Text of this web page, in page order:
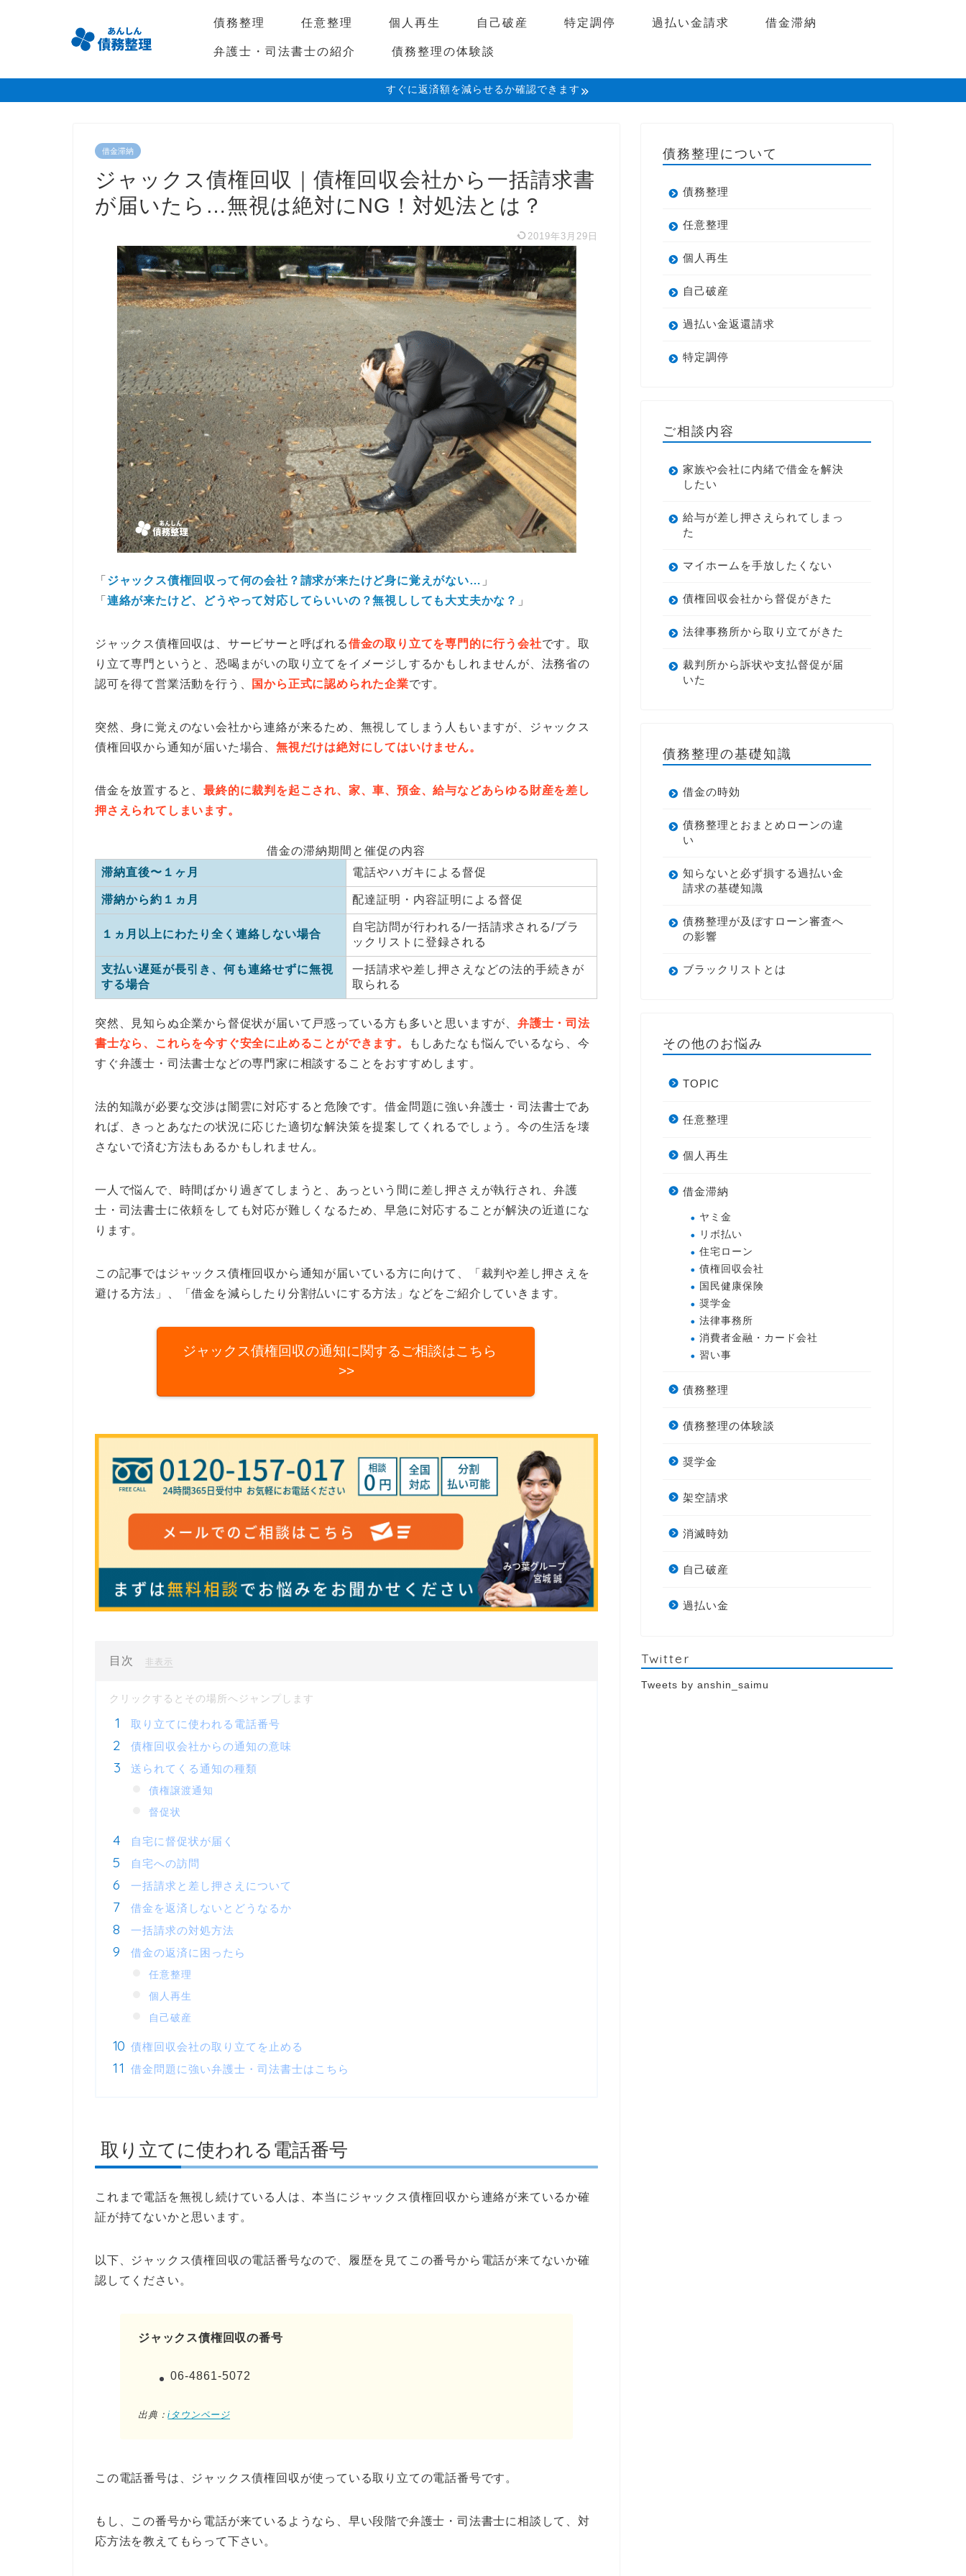
債務整理 任意整理 個人再生 自己破産 特定調停 過払い金請求
借金滞納
弁護士・司法書士の紹介
債務整理の体験談
すぐに返済額を減らせるか確認できます
借金滞納
ジャックス債権回収｜債権回収会社から一括請求書
が届いたら…無視は絶対にNG！対処法とは？
2019年3月29日
「 ジャックス債権回収って何の会社？請求が来たけど身に覚えがない… 」
「 連絡が来たけど、どうやって対応してらいいの？無視ししても大丈夫かな？ 」
ジャックス債権回収は、サービサーと呼ばれる借金の取り立てを専門的に行う会社です。取
り立て専門というと、恐喝まがいの取り立てをイメージしするかもしれませんが、法務省の
認可を得て営業活動を行う、
国から正式に認められた企業です。
突然、身に覚えのない会社から連絡が来るため、無視してしまう人もいますが、ジャックス
債権回収から通知が届いた場合、 無視だけは絶対にしてはいけません。
借金を放置すると、最終的に裁判を起こされ、家、車、預金、給与などあらゆる財産を差し
押さえられてしまいます。
借金の滞納期間と催促の内容
滞納直後〜１ヶ月
電話やハガキによる督促
滞納から約１ヵ月 配達証明・内容証明による督促
１ヵ月以上にわたり全く連絡しない場合
自宅訪問が行われる/一括請求される/ブラ
ックリストに登録される
支払い遅延が長引き、何も連絡せずに無視
する場合
一括請求や差し押さえなどの法的手続きが
取られる
突然、見知らぬ企業から督促状が届いて戸惑っている方も多いと思いますが、 弁護士・司法
書士なら、これらを今すぐ安全に止めることができます。
もしあたなも悩んでいるなら、今
すぐ弁護士・司法書士などの専門家に相談することをおすすめします。
法的知識が必要な交渉は闇雲に対応すると危険です。借金問題に強い弁護士・司法書士であ
れば、きっとあなたの状況に応じた適切な解決策を提案してくれるでしょう。今の生活を壊
さないで済む方法もあるかもしれません。
一人で悩んで、時間ばかり過ぎてしまうと、あっという間に差し押さえが執行され、弁護
士・司法書士に依頼をしても対応が難しくなるため、早急に対応することが解決の近道にな
ります。
この記事ではジャックス債権回収から通知が届いている方に向けて、「裁判や差し押さえを
避ける方法」、「借金を減らしたり分割払いにする方法」などをご紹介していきます。
ジャックス債権回収の通知に関するご相談はこちら
>>
目次 非表示
取り立てに使われる電話番号
債権回収会社からの通知の意味
送られてくる通知の種類
債権譲渡通知
督促状
自宅に督促状が届く
自宅への訪問
一括請求と差し押さえについて
借金を返済しないとどうなるか
一括請求の対処方法
借金の返済に困ったら
任意整理
個人再生
自己破産
債権回収会社の取り立てを止める
借金問題に強い弁護士・司法書士はこちら
取り立てに使われる電話番号
これまで電話を無視し続けている人は、本当にジャックス債権回収から連絡が来ているか確
証が持てないかと思います。
以下、ジャックス債権回収の電話番号なので、履歴を見てこの番号から電話が来てないか確
認してください。
ジャックス債権回収の番号
06-4861-5072
出典：iタウンページ
この電話番号は、ジャックス債権回収が使っている取り立ての電話番号です。
もし、この番号から電話が来ているようなら、早い段階で弁護士・司法書士に相談して、対
応方法を教えてもらって下さい。
債務整理について
債務整理
任意整理
個人再生
自己破産
過払い金返還請求
特定調停
ご相談内容
家族や会社に内緒で借金を解決
したい
給与が差し押さえられてしまっ
た
マイホームを手放したくない
債権回収会社から督促がきた
法律事務所から取り立てがきた
裁判所から訴状や支払督促が届
いた
債務整理の基礎知識
借金の時効
債務整理とおまとめローンの違
い
知らないと必ず損する過払い金
請求の基礎知識
債務整理が及ぼすローン審査へ
の影響
ブラックリストとは
その他のお悩み
TOPIC
任意整理
個人再生
借金滞納
ヤミ金
リボ払い
住宅ローン
債権回収会社
国民健康保険
奨学金
法律事務所
消費者金融・カード会社
習い事
債務整理
債務整理の体験談
奨学金
架空請求
消滅時効
自己破産
過払い金
Twitter
Tweets by anshin_saimu